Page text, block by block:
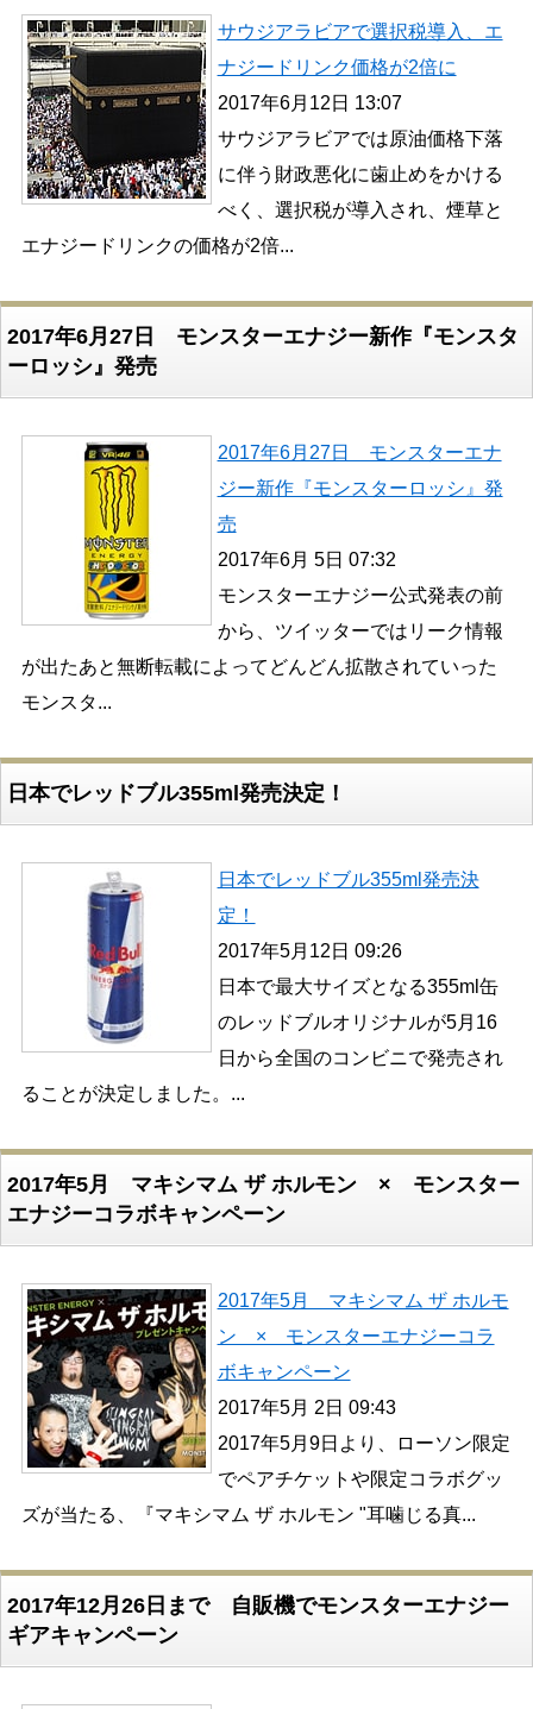
サウジアラビアで選択税導入、エ
ナジードリンク価格が2倍に
2017年6月12日 13:07
サウジアラビアでは原油価格下落
に伴う財政悪化に歯止めをかける
べく、選択税が導入され、煙草と
エナジードリンクの価格が2倍...
2017年6月27日 モンスターエナジー新作『モンスタ
ーロッシ』発売
2017年6月27日 モンスターエナ
ジー新作『モンスターロッシ』発
売
2017年6月 5日 07:32
モンスターエナジー公式発表の前
から、ツイッターではリーク情報
が出たあと無断転載によってどんどん拡散されていった
モンスタ...
日本でレッドブル355ml発売決定！
日本でレッドブル355ml発売決
定！
2017年5月12日 09:26
日本で最大サイズとなる355ml缶
のレッドブルオリジナルが5月16
日から全国のコンビニで発売され
ることが決定しました。...
2017年5月 マキシマム ザ ホルモン × モンスター
エナジーコラボキャンペーン
2017年5月 マキシマム ザ ホルモ
ン × モンスターエナジーコラ
ボキャンペーン
2017年5月 2日 09:43
2017年5月9日より、ローソン限定
でペアチケットや限定コラボグッ
ズが当たる、『マキシマム ザ ホルモン "耳噛じる真...
2017年12月26日まで 自販機でモンスターエナジー
ギアキャンペーン